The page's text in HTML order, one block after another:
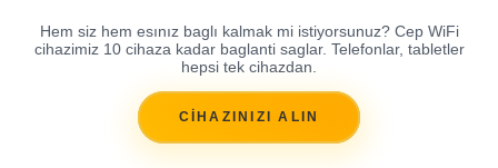
Hem siz hem esınız baglı kalmak mi istiyorsunuz? Cep WiFi
cihazimiz 10 cihaza kadar baglanti saglar. Telefonlar, tabletler
hepsi tek cihazdan.
CİHAZINIZI ALIN